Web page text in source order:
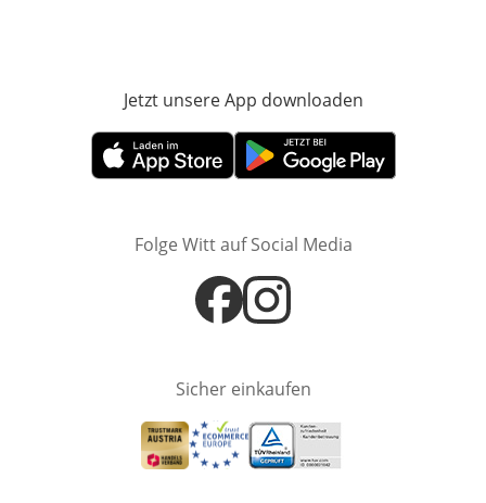
Jetzt unsere App downloaden
Öffnet in neuem FensterÖffnet in neuem Fenster
Folge Witt auf Social Media
Öffnet in neuem Fenster
Öffnet in neuem Fenster
Sicher einkaufen
Öffnet in neuem Fenster
Öffnet in neuem Fenster
Öffnet in neuem Fenster